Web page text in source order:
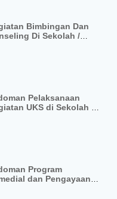
Bimbingan Dan
Di Sekolah /
Pelaksanaan
UKS di Sekolah /
Program
dan Pengayaan